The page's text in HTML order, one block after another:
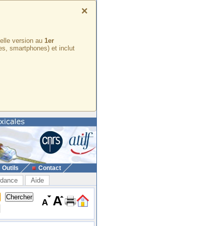
×
version au 1er
smartphones) et inclut
Outils Contact
Aide